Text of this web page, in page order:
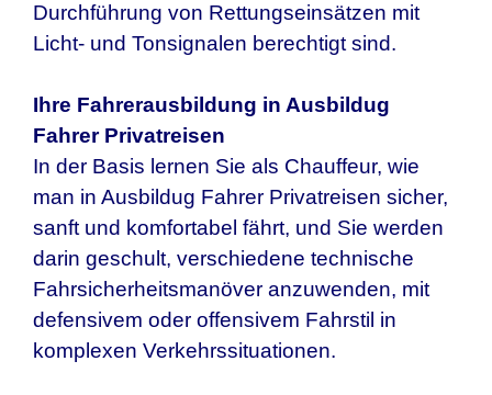
Durchführung von Rettungseinsätzen mit
Licht- und Tonsignalen berechtigt sind.
Ihre Fahrerausbildung in Ausbildug
Fahrer Privatreisen
In der Basis lernen Sie als Chauffeur, wie
man in Ausbildug Fahrer Privatreisen sicher,
sanft und komfortabel fährt, und Sie werden
darin geschult, verschiedene technische
Fahrsicherheitsmanöver anzuwenden, mit
defensivem oder offensivem Fahrstil in
komplexen Verkehrssituationen.